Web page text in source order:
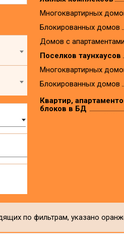
Многоквартирных
Блокированных домов
Домов с апартаментами
Поселков таунхаусов
Многоквартирных
Блокированных домов
Квартир,
блоков в БД
по фильтрам, указано